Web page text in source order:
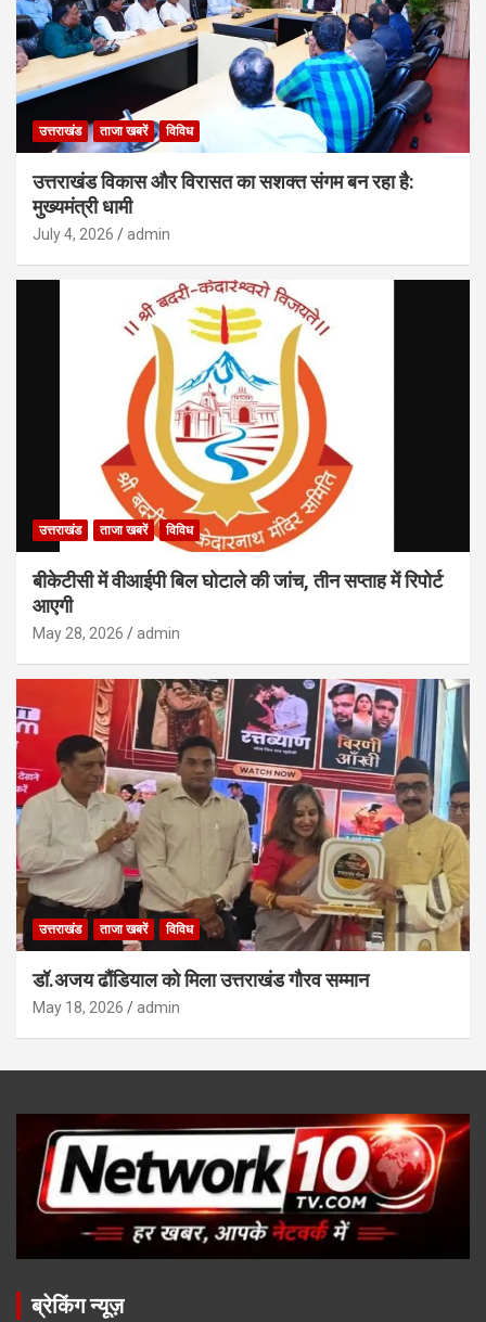
उत्तराखंड ताजा खबरें विविध
उत्तराखंड विकास और विरासत का सशक्त संगम बन रहा है:
मुख्यमंत्री धामी
July 4, 2026 admin
उत्तराखंड ताजा खबरें विविध
बीकेटीसी में वीआईपी बिल घोटाले की जांच, तीन सप्ताह में रिपोर्ट
आएगी
May 28, 2026 admin
उत्तराखंड ताजा खबरें विविध
डॉ.अजय ढौंडियाल को मिला उत्तराखंड गौरव सम्मान
May 18, 2026 admin
ब्रेकिंग न्यूज़